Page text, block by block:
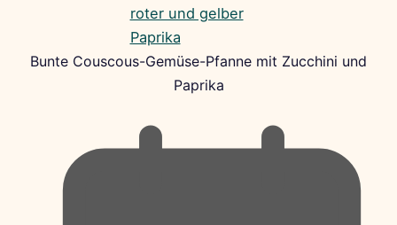
Bunte Couscous-Gemüse-Pfanne mit Zucchini und
Paprika